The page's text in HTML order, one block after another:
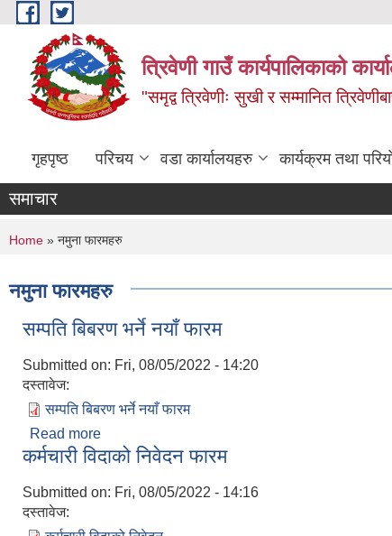
Skip to main content
त्रिवेणी गाउँ कार्यपालिकाको
"समृद्व त्रिवेणीः सुखी र सम्मानित
गृहपृष्ठ परिचय वडा कार्यालयहरु कार्यक्रम तथा
समाचार
You are here
Home » नमुना फारमहरु
नमुना फारमहरु
सम्पति बिबरण भर्ने नयाँ फारम
Submitted on: Fri, 08/05/2022 - 14:20
दस्तावेज:
सम्पति बिबरण भर्ने नयाँ फारम
Read more
कर्मचारी विदाको निवेदन फारम
Submitted on: Fri, 08/05/2022 - 14:16
दस्तावेज: